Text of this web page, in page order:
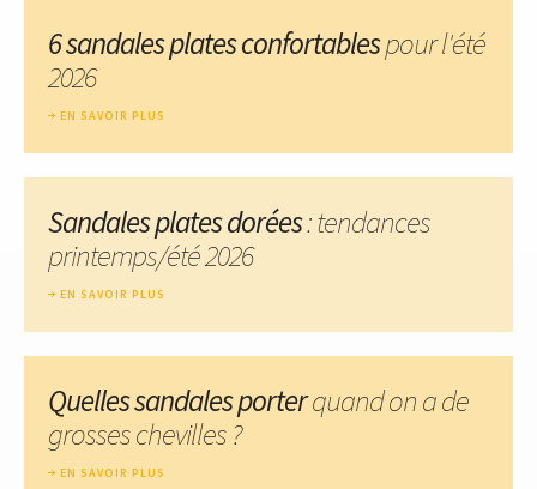
6 sandales plates confortablespour l'été
2026
EN SAVOIR PLUS
Sandales plates dorées: tendances
printemps/été 2026
EN SAVOIR PLUS
Quelles sandales porterquand on a de
grosses chevilles ?
EN SAVOIR PLUS